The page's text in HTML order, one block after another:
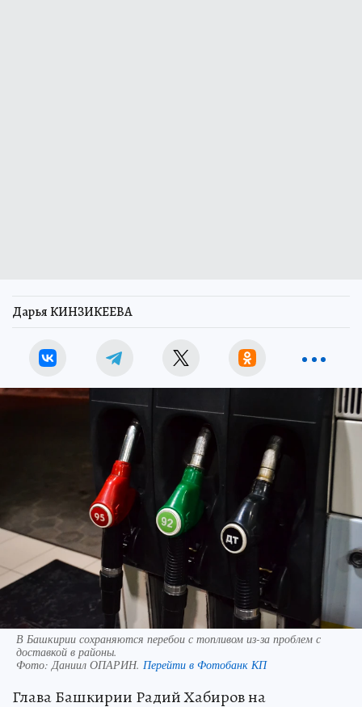
Дарья КИНЗИКЕЕВА
В Башкирии сохраняются перебои с топливом из-за проблем с
доставкой в районы.
Фото:Даниил ОПАРИН. Перейти в Фотобанк КП
Глава Башкирии Радий Хабиров на